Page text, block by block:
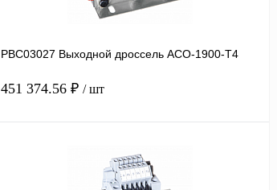
PBC03027 Выходной дроссель ACO-1900-T4
451 374.56 ₽ / шт